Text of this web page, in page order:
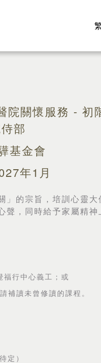
關懷服務 - 初
部
基金會
年1月
」的宗旨，培訓心靈大
聲，同時給予家屬精神
福行中心義工；或
補讀未曾修讀的課程。
定 ）